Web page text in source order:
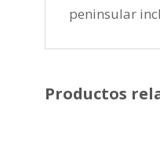
peninsular
Productos